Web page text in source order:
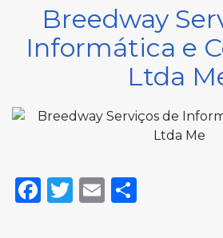
Breedway
Informática e
Ltda
Facebook
Twitter
Email